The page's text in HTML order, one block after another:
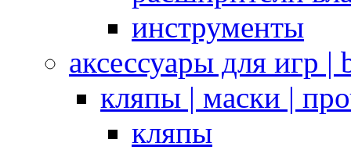
инструменты
аксессуары для игр |
кляпы | маски |
кляпы